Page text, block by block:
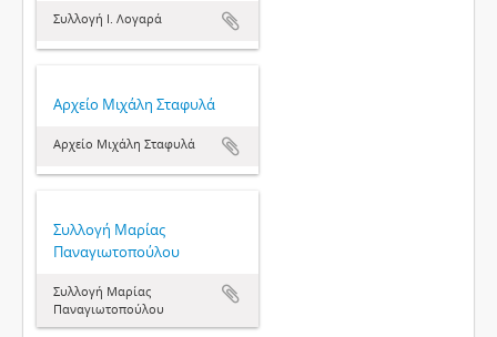
Συλλογή Ι. Λογαρά
Αρχείο Μιχάλη Σταφυλά
Αρχείο Μιχάλη Σταφυλά
Συλλογή Μαρίας
Παναγιωτοπούλου
Συλλογή Μαρίας
Παναγιωτοπούλου